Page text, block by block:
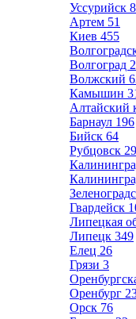
Уссурийск
Артем 51
Киев 455
Волгоград
Волжский
Камышин
Алтайский
Барнаул 196
Бийск 64
Рубцовск 29
Гвардейск
Липецкая
Липецк 349
Елец 26
Грязи 3
Оренбург
Орск 76